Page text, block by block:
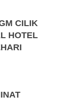
CILIK
HOTEL